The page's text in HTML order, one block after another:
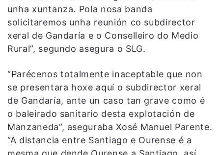
unha xuntanza. Pola nosa banda
solicitaremos unha reunión co subdirector
xeral de Gandaría e o Conselleiro do Medio
Rural”, segundo asegura o SLG.
“Parécenos totalmente inaceptable que non
se presentara hoxe aquí o subdirector xeral
de Gandaría, ante un caso tan grave como é
o baleirado sanitario desta explotación de
Manzaneda”, aseguraba Xosé Manuel Parente.
“A distancia entre Santiago e Ourense é a